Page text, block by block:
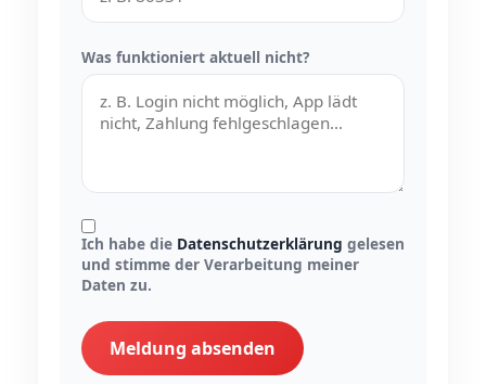
Was funktioniert aktuell nicht?
Ich habe die Datenschutzerklärung gelesen
und stimme der Verarbeitung meiner
Daten zu.
Meldung absenden